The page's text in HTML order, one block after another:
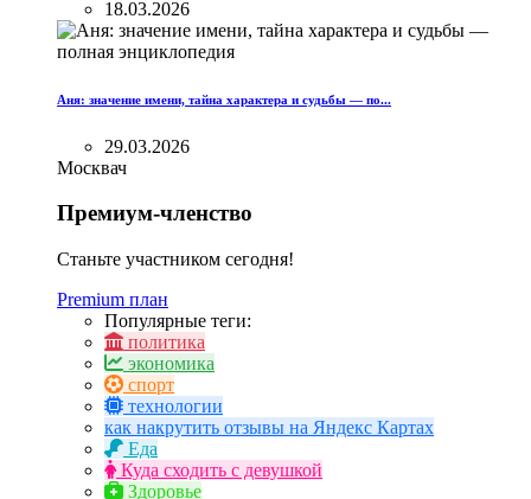
18.03.2026
Аня: значение имени, тайна характера и судьбы — по...
29.03.2026
Москвач
Премиум-членство
Станьте участником сегодня!
Premium план
Популярные теги:
политика
экономика
спорт
технологии
как накрутить отзывы на Яндекс Картах
Еда
Куда сходить с девушкой
Здоровье